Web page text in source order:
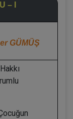
– I
GÜMÜŞ